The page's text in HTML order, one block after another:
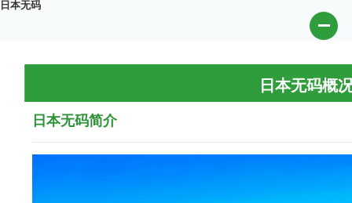
日本无码
日本无码概
日本无码简介